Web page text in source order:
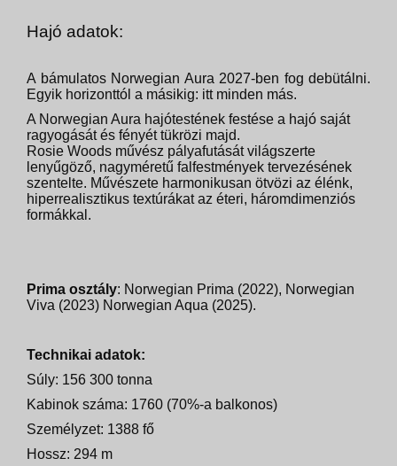
Hajó adatok:
A bámulatos Norwegian Aura 2027-ben fog debütálni.
Egyik horizonttól a másikig: itt minden más.
A Norwegian Aura hajótestének festése a hajó saját
ragyogását és fényét tükrözi majd.
Rosie Woods művész pályafutását világszerte
lenyűgöző, nagyméretű falfestmények tervezésének
szentelte. Művészete harmonikusan ötvözi az élénk,
hiperrealisztikus textúrákat az éteri, háromdimenziós
formákkal.
Prima osztály: Norwegian Prima (2022), Norwegian
Viva (2023) Norwegian Aqua (2025).
Technikai adatok:
Súly: 156 300 tonna
Kabinok száma: 1760 (70%-a balkonos)
Személyzet: 1388 fő
Hossz: 294 m